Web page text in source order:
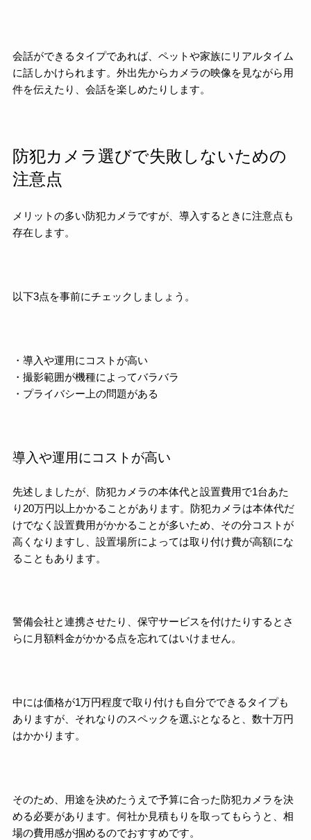
会話ができるタイプであれば、ペットや家族にリアルタイム
に話しかけられます。外出先からカメラの映像を見ながら用
件を伝えたり、会話を楽しめたりします。
防犯カメラ選びで失敗しないための
注意点
メリットの多い防犯カメラですが、導入するときに注意点も
存在します。
以下3点を事前にチェックしましょう。
・導入や運用にコストが高い
・撮影範囲が機種によってバラバラ
・プライバシー上の問題がある
導入や運用にコストが高い
先述しましたが、防犯カメラの本体代と設置費用で1台あた
り20万円以上かかることがあります。防犯カメラは本体代だ
けでなく設置費用がかかることが多いため、その分コストが
高くなりますし、設置場所によっては取り付け費が高額にな
ることもあります。
警備会社と連携させたり、保守サービスを付けたりするとさ
らに月額料金がかかる点を忘れてはいけません。
中には価格が1万円程度で取り付けも自分でできるタイプも
ありますが、それなりのスペックを選ぶとなると、数十万円
はかかります。
そのため、用途を決めたうえで予算に合った防犯カメラを決
める必要があります。何社か見積もりを取ってもらうと、相
場の費用感が掴めるのでおすすめです。